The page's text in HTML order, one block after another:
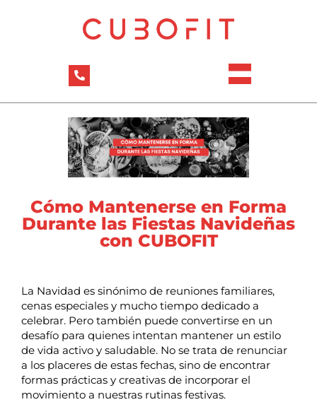
Cómo Mantenerse en Forma
Durante las Fiestas Navideñas
con CUBOFIT
La Navidad es sinónimo de reuniones familiares,
cenas especiales y mucho tiempo dedicado a
celebrar. Pero también puede convertirse en un
desafío para quienes intentan mantener un estilo
de vida activo y saludable. No se trata de renunciar
a los placeres de estas fechas, sino de encontrar
formas prácticas y creativas de incorporar el
movimiento a nuestras rutinas festivas.